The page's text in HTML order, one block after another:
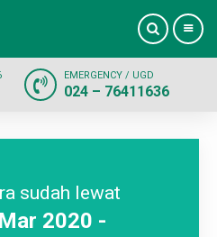
EMERGENCY / UGD
024 – 76411636
sudah lewat
2020 -